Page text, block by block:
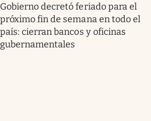
Gobierno decretó feriado para el
próximo fin de semana en todo el
país: cierran bancos y oficinas
gubernamentales